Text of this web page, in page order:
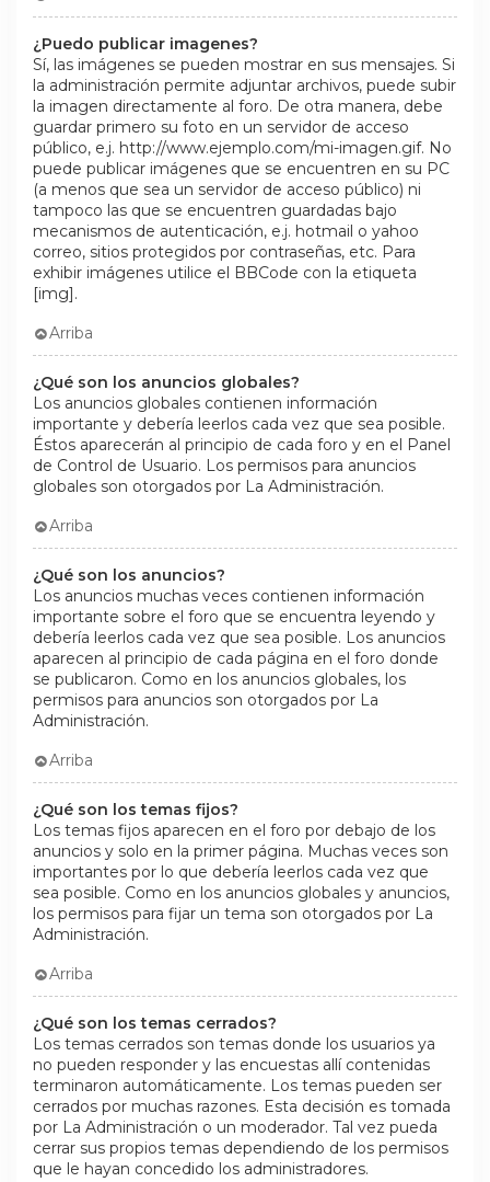
¿Puedo publicar imagenes?
Sí, las imágenes se pueden mostrar en sus mensajes. Si
la administración permite adjuntar archivos, puede subir
la imagen directamente al foro. De otra manera, debe
guardar primero su foto en un servidor de acceso
público, e.j. http://www.ejemplo.com/mi-imagen.gif. No
puede publicar imágenes que se encuentren en su PC
(a menos que sea un servidor de acceso público) ni
tampoco las que se encuentren guardadas bajo
mecanismos de autenticación, e.j. hotmail o yahoo
correo, sitios protegidos por contraseñas, etc. Para
exhibir imágenes utilice el BBCode con la etiqueta
[img].
Arriba
¿Qué son los anuncios globales?
Los anuncios globales contienen información
importante y debería leerlos cada vez que sea posible.
Éstos aparecerán al principio de cada foro y en el Panel
de Control de Usuario. Los permisos para anuncios
globales son otorgados por La Administración.
Arriba
¿Qué son los anuncios?
Los anuncios muchas veces contienen información
importante sobre el foro que se encuentra leyendo y
debería leerlos cada vez que sea posible. Los anuncios
aparecen al principio de cada página en el foro donde
se publicaron. Como en los anuncios globales, los
permisos para anuncios son otorgados por La
Administración.
Arriba
¿Qué son los temas fijos?
Los temas fijos aparecen en el foro por debajo de los
anuncios y solo en la primer página. Muchas veces son
importantes por lo que debería leerlos cada vez que
sea posible. Como en los anuncios globales y anuncios,
los permisos para fijar un tema son otorgados por La
Administración.
Arriba
¿Qué son los temas cerrados?
Los temas cerrados son temas donde los usuarios ya
no pueden responder y las encuestas allí contenidas
terminaron automáticamente. Los temas pueden ser
cerrados por muchas razones. Esta decisión es tomada
por La Administración o un moderador. Tal vez pueda
cerrar sus propios temas dependiendo de los permisos
que le hayan concedido los administradores.